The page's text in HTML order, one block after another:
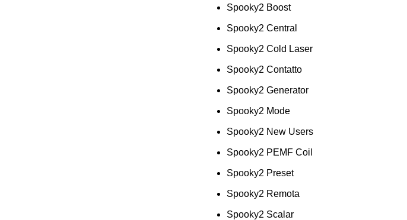
Spooky2 Boost
Spooky2 Central
Spooky2 Cold Laser
Spooky2 Contatto
Spooky2 Generator
Spooky2 Mode
Spooky2 New Users
Spooky2 PEMF Coil
Spooky2 Preset
Spooky2 Remota
Spooky2 Scalar